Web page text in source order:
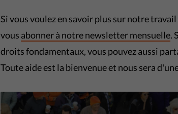
Si vous voulez en savoir plus sur notre
vous abonner à notre newsletter mensuelle.
droits fondamentaux, vous pouvez aussi
Toute aide est la bienvenue et nous sera